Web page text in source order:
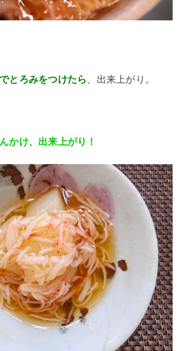
とろみをつけたら 、出来上がり。
かけ、出来上がり！